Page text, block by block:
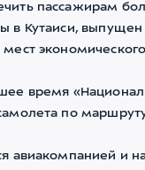
пассажирам
в Кутаиси,
экономического
время
по
авиакомпанией и